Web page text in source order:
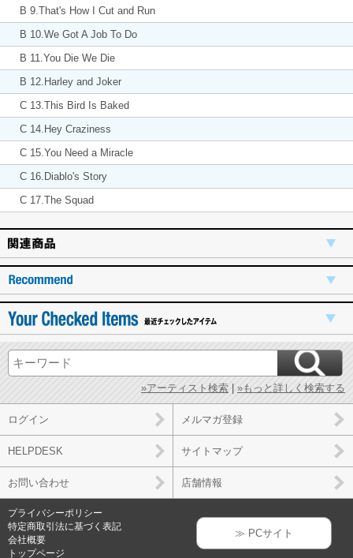
B 9.That's How I Cut and Run
B 10.We Got A Job To Do
B 11.You Die We Die
B 12.Harley and Joker
C 13.This Bird Is Baked
C 14.Hey Craziness
C 15.You Need a Miracle
C 16.Diablo's Story
C 17.The Squad
»アーティスト検索 »もっと詳しく検索する
ログイン メルマガ登録
HELPDESK サイトマップ
お問い合わせ 店舗情報
プライバシーポリシー
特定商取引法に基づく表記
会社概要
トップページ
≫ PCサイト